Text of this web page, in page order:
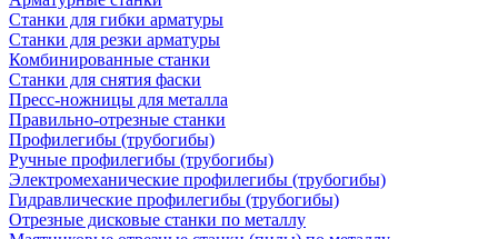
Станки для гибки арматуры
Станки для резки арматуры
Комбинированные станки
Станки для снятия фаски
Пресс-ножницы для металла
Правильно-отрезные станки
Профилегибы (трубогибы)
Ручные профилегибы (трубогибы)
Электромеханические профилегибы (трубогибы)
Гидравлические профилегибы (трубогибы)
Отрезные дисковые станки по металлу